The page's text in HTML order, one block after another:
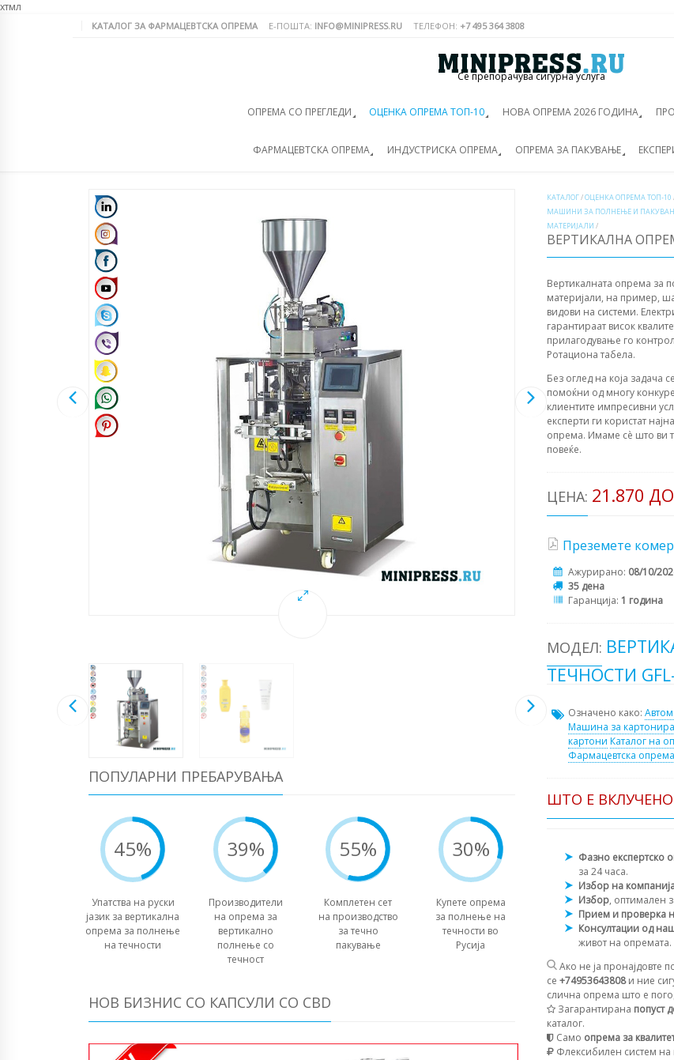
хтмл
КАТАЛОГ ЗА ФАРМАЦЕВТСКА ОПРЕМА Е-ПОШТА: INFO@MINIPRESS.RU ТЕЛЕФОН: +7 495 364 3808
Се препорачува сигурна услуга
ОПРЕМА СО ПРЕГЛЕДИ ОЦЕНКА ОПРЕМА ТОП-10 НОВА ОПРЕМА 2026 ГОДИНА
ФАРМАЦЕВТСКА ОПРЕМА ИНДУСТРИСКА ОПРЕМА ОПРЕМА ЗА ПАКУВАЊЕ
ПОПУЛАРНИ ПРЕБАРУВАЊА
45%
Упатства на руски
јазик за вертикална
опрема за полнење
на течности
39%
Производители
на опрема за
вертикално
полнење со
течност
55%
Комплетен сет
на производство
за течно
пакување
30%
Купете опрема
за полнење на
течности во
Русија
НОВ БИЗНИС СО КАПСУЛИ СО CBD
КАТАЛОГ/ОЦЕНКА ОПРЕМА ТОП-10
МАШИНИ ЗА ПОЛНЕЊЕ И
МАТЕРИЈАЛИ /
ВЕРТИКАЛНА
Вертикалната опрема за
материјали, на пример,
видови на системи.
гарантираат висок
прилагодување го
Ротациона табела.
Без оглед на која задача
помоќни од многу
клиентите импресивни
експерти ги користат
опрема. Имаме сè што ви
повеќе.
ЦЕНА: 21.870
Преземете
Ажурирано: 08/10/
35 дена
Гаранција: 1 година
МОДЕЛ:
ТЕЧНОСТИ
Означено како:
Машина за
картони Каталог на
Фармацевтска опрема
ШТО Е
Фазно експертско
за 24 часа.
Избор на
Избор, оптимален
Прием и проверка
Консултации од
живот на опремата.
Ако не ја пронајдовте
се +74953643808и ние
слична опрема што е
Загарантирана попуст
каталог.
Само опрема за
Флексибилен систем на